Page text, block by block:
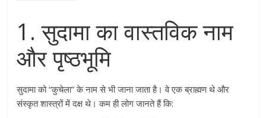
1. सुदामा का वास्तविक नाम
और पृष्ठभूमि
सुदामा को “कुचेला” के नाम से भी जाना जाता है। वे एक ब्राह्मण थे और
संस्कृत शास्त्रों में दक्ष थे। कम ही लोग जानते हैं कि: